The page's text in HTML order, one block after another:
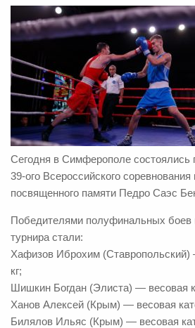
Сегодня в Симферополе
39-ого Всероссийского
посвященного памяти Педро Саэс
Победителями полуфинальных боев
турнира стали:
Хафизов Иброхим (Ставропольский)
кг;
Шишкин Богдан (Элиста) — весовая
Ханов Алексей (Крым) — весовая
Билялов Ильяс (Крым) — весовая